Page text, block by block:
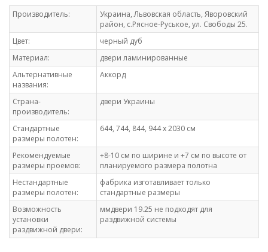
Производитель:
Украина, Львовская область, Яворовский
район, с.Рясное-Руськое, ул. Свободы 25.
Цвет:
черный дуб
Материал:
двери ламинированные
Альтернативные
названия:
Аккорд
Страна-
производитель:
двери Украины
Стандартные
размеры полотен:
644, 744, 844, 944 х 2030 см
Рекомендуемые
размеры проемов:
+8-10 см по ширине и +7 см по высоте от
планируемого размера полотна
Нестандартные
размеры полотен:
фабрика изготавливает только
стандартные размеры
Возможность
установки
раздвижной двери:
ммдвери 19.25 не подходят для
раздвижной системы